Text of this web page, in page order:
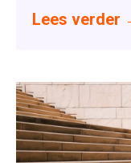
Lees verder